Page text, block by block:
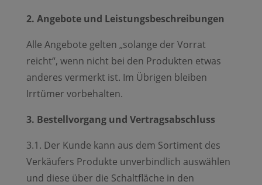
2. Angebote und Leistungsbeschreibungen
Alle Angebote gelten „solange der Vorrat
reicht“, wenn nicht bei den Produkten etwas
anderes vermerkt ist. Im Übrigen bleiben
Irrtümer vorbehalten.
3. Bestellvorgang und Vertragsabschluss
3.1. Der Kunde kann aus dem Sortiment des
Verkäufers Produkte unverbindlich auswählen
und diese über die Schaltfläche in den